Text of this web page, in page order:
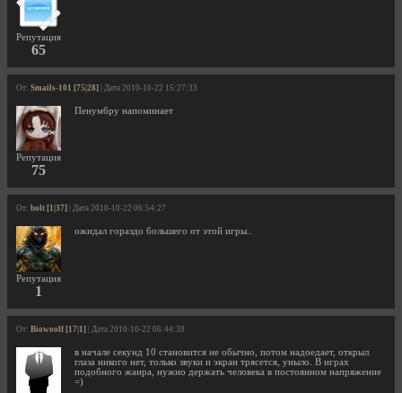
Репутация
65
От: Smails-101 [75|28] | Дата 2010-10-22 15:27:33
Репутация
75
Пенумбру напоминает
От: bolt [1|37] | Дата 2010-10-22 06:54:27
Репутация
1
ожидал гораздо большего от этой игры..
От: Biowoolf [17|1] | Дата 2010-10-22 06:44:38
в начале секунд 10 становится не обычно, потом надоедает, открыл
глаза никого нет, только звуки и экран трясется, уныло. В играх
подобного жанра, нужно держать человека в постоянном напряжение
=)